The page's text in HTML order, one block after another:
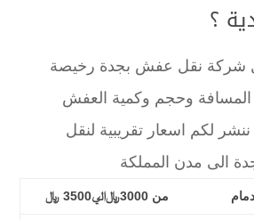
؟
شركة نقل عفش بجدة رخيصة
وحجم وكمية العفش
لكم اسعار تقريبية لنقل
الى مدن المملكة
من 3000﷼الي3500 ﷼